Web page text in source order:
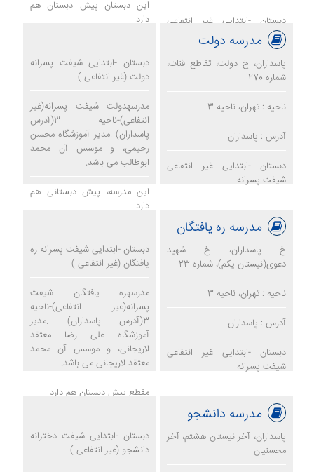
دبستان -ابتدایی غیر انتفاعی
شیفت دخترانه
این دبستان پیش دبستان هم
دارد.
مدرسه دولت
پاسداران، خ دولت، تقاطع قنات،
شماره 270
ناحیه : تهران، ناحیه 3
آدرس : پاسداران
دبستان -ابتدایی غیر انتفاعی
شیفت پسرانه
دبستان -ابتدایی شیفت پسرانه
دولت (غیر انتفاعی )
مدرسهدولت شیفت پسرانه(غیر
انتفاعی)-ناحیه 3(آدرس
پاسداران) .مدیر آموزشگاه محسن
رحیمی، و موسس آن محمد
ابوطالب می باشد.
این مدرسه، پیش دبستانی هم
دارد
مدرسه ره یافتگان
خ پاسداران، خ شهید
دعوی(نیستان یکم)، شماره 23
ناحیه : تهران، ناحیه 3
آدرس : پاسداران
دبستان -ابتدایی غیر انتفاعی
شیفت پسرانه
دبستان -ابتدایی شیفت پسرانه ره
یافتگان (غیر انتفاعی )
مدرسهره یافتگان شیفت
پسرانه(غیر انتفاعی)-ناحیه
3(آدرس پاسداران) .مدیر
آموزشگاه علی رضا معتقد
لاریجانی، و موسس آن محمد
معتقد لاریجانی می باشد.
مقطع پیش دبستان هم دارد
مدرسه دانشجو
پاسداران، آخر نیستان هشتم، آخر
محسنیان
دبستان -ابتدایی شیفت دخترانه
دانشجو (غیر انتفاعی )